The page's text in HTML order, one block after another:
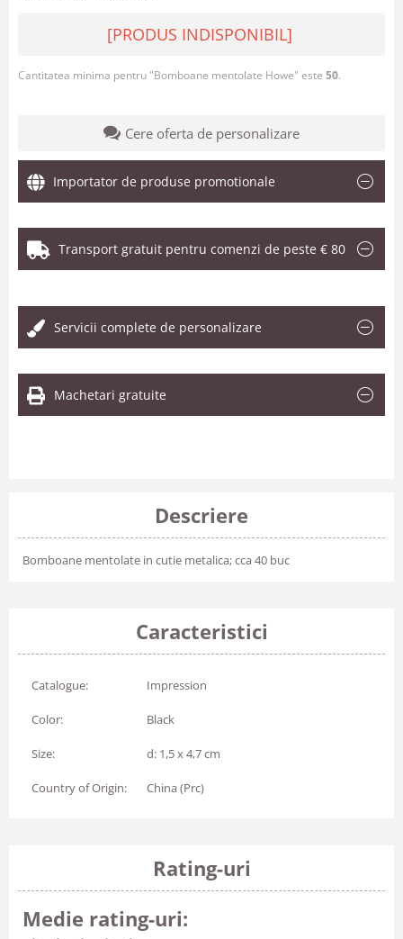
[PRODUS INDISPONIBIL]
Cantitatea minima pentru "Bomboane mentolate Howe" este 50.
Cere oferta de personalizare
Importator de produse promotionale
Transport gratuit pentru comenzi de peste € 80
Servicii complete de personalizare
Machetari gratuite
Descriere
Bomboane mentolate in cutie metalica; cca 40 buc
Caracteristici
Catalogue: Impression
Color: Black
Size: d: 1,5 x 4,7 cm
Country of Origin: China (Prc)
Rating-uri
Medie rating-uri: